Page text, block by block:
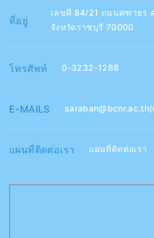
ที่อยู่
เลขที่ 84/21 ถนนคฑาธร ต
จังหวัดราชบุรี 70000
โทรศัพท์ 0-3232-1288
E-MAILS
แผนที่ติดต่อเรา แผนที่ติดต่อเรา